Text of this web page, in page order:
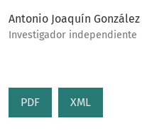
Antonio Joaquín González
Investigador independiente
PDF XML